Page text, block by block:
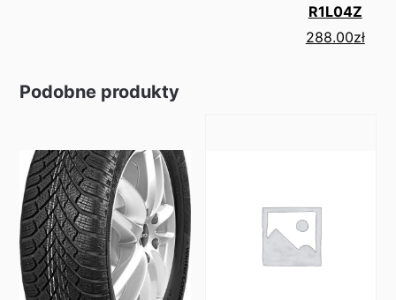
R1L04Z
288.00zł
Podobne produkty